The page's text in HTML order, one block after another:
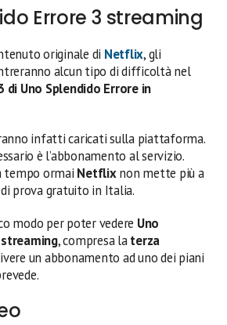
Errore 3 streaming
originale di Netflix, gli
alcun tipo di difficoltà nel
di Uno Splendido Errore in
infatti caricati sulla piattaforma.
è l’abbonamento al servizio.
tempo ormai Netflixnon mette più a
prova gratuito in Italia.
modo per poter vedere Uno
, compresa laterza
un abbonamento ad uno dei piani